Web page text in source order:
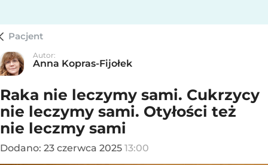
Pacjent
Autor:
Anna Kopras-Fijołek
Raka nie leczymy sami. Cukrzycy
nie leczymy sami. Otyłości też
nie leczmy sami
Dodano: 23 czerwca 2025 13:00